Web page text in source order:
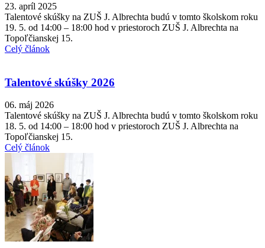
23. apríl 2025
Talentové skúšky na ZUŠ J. Albrechta budú v tomto školskom roku
19. 5. od 14:00 – 18:00 hod v priestoroch ZUŠ J. Albrechta na
Topoľčianskej 15.
Celý článok
Talentové skúšky 2026
06. máj 2026
Talentové skúšky na ZUŠ J. Albrechta budú v tomto školskom roku
18. 5. od 14:00 – 18:00 hod v priestoroch ZUŠ J. Albrechta na
Topoľčianskej 15.
Celý článok